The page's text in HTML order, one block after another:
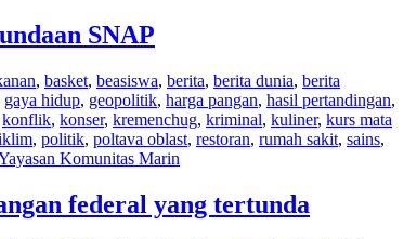
SNAP
, basket, beasiswa, berita, berita dunia, berita
gaya hidup, geopolitik, harga pangan, hasil pertandingan,
konflik, konser, kremenchug, kriminal, kuliner, kurs mata
, politik, poltava oblast, restoran, rumah sakit, sains,
Komunitas Marin
federal yang tertunda